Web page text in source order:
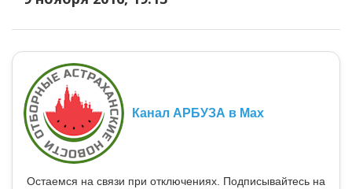
Канал АРБУЗА в Max
Остаемся на связи при отключениях. Подписывайтесь на